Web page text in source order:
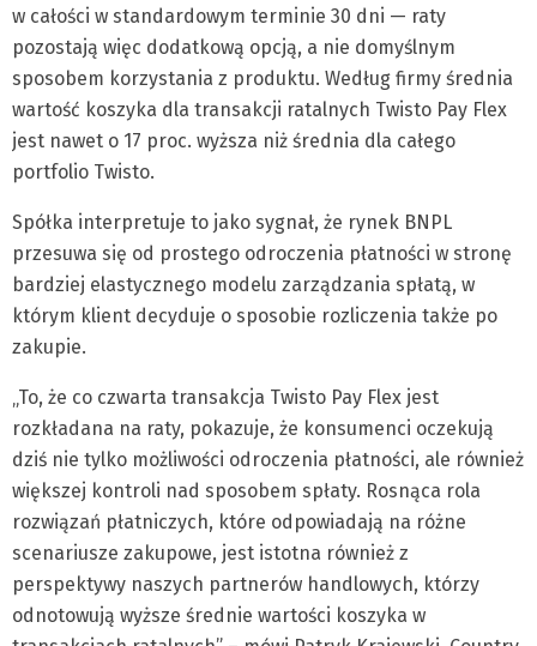
w całości w standardowym terminie 30 dni — raty
pozostają więc dodatkową opcją, a nie domyślnym
sposobem korzystania z produktu. Według firmy średnia
wartość koszyka dla transakcji ratalnych Twisto Pay Flex
jest nawet o 17 proc. wyższa niż średnia dla całego
portfolio Twisto.
Spółka interpretuje to jako sygnał, że rynek BNPL
przesuwa się od prostego odroczenia płatności w stronę
bardziej elastycznego modelu zarządzania spłatą, w
którym klient decyduje o sposobie rozliczenia także po
zakupie.
„To, że co czwarta transakcja Twisto Pay Flex jest
rozkładana na raty, pokazuje, że konsumenci oczekują
dziś nie tylko możliwości odroczenia płatności, ale również
większej kontroli nad sposobem spłaty. Rosnąca rola
rozwiązań płatniczych, które odpowiadają na różne
scenariusze zakupowe, jest istotna również z
perspektywy naszych partnerów handlowych, którzy
odnotowują wyższe średnie wartości koszyka w